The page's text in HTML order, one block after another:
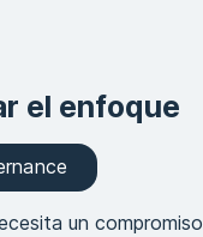
el enfoque
un compromiso